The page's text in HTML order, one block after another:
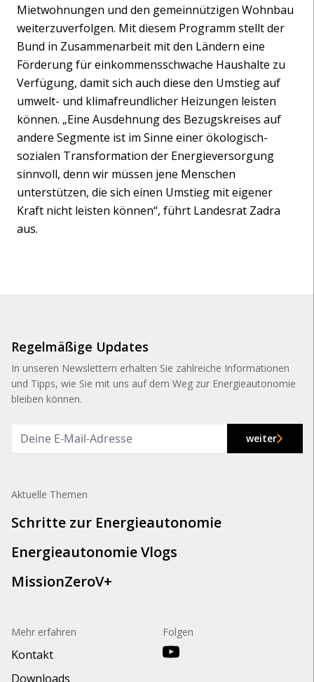
Mietwohnungen und den gemeinnützigen Wohnbau
weiterzuverfolgen. Mit diesem Programm stellt der
Bund in Zusammenarbeit mit den Ländern eine
Förderung für einkommensschwache Haushalte zu
Verfügung, damit sich auch diese den Umstieg auf
umwelt- und klimafreundlicher Heizungen leisten
können. „Eine Ausdehnung des Bezugskreises auf
andere Segmente ist im Sinne einer ökologisch-
sozialen Transformation der Energieversorgung
sinnvoll, denn wir müssen jene Menschen
unterstützen, die sich einen Umstieg mit eigener
Kraft nicht leisten können“, führt Landesrat Zadra
aus.
Regelmäßige Updates
In unseren Newslettern erhalten Sie zahlreiche Informationen
und Tipps, wie Sie mit uns auf dem Weg zur Energieautonomie
bleiben können.
weiter
Aktuelle Themen
Schritte zur Energieautonomie
Energieautonomie Vlogs
MissionZeroV+
Mehr erfahren
Kontakt
Downloads
Folgen